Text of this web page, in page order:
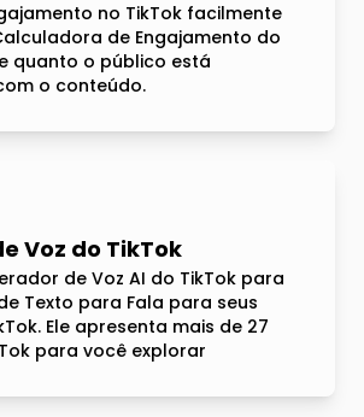
no TikTok facilmente
de Engajamento do
quanto o público está
o conteúdo.
Voz do TikTok
de Voz AI do TikTok para
Texto para Fala para seus
Ele apresenta mais de 27
para você explorar